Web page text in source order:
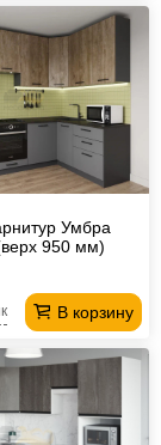
Умбра
950 мм)
В корзину